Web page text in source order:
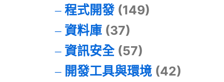
程式開發(149)
資料庫(37)
資訊安全(57)
開發工具與環境(42)